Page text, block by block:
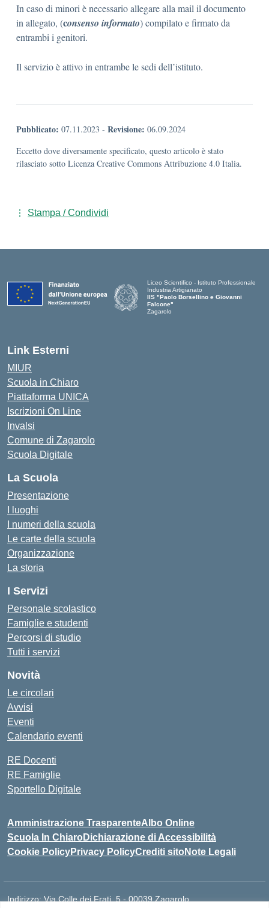
In caso di minori è necessario allegare alla mail il documento
in allegato, (consenso informato) compilato e firmato da
entrambi i genitori.
Il servizio è attivo in entrambe le sedi dell’istituto.
Pubblicato: 07.11.2023 - Revisione: 06.09.2024
Eccetto dove diversamente specificato, questo articolo è stato
rilasciato sotto Licenza Creative Commons Attribuzione 4.0 Italia.
Stampa / Condividi
Liceo Scientifico - Istituto Professionale
Industria Artigianato
IIS "Paolo Borsellino e Giovanni
Falcone"
Zagarolo
Link Esterni
MIUR
Scuola in Chiaro
Piattaforma UNICA
Iscrizioni On Line
Invalsi
Comune di Zagarolo
Scuola Digitale
La Scuola
Presentazione
I luoghi
I numeri della scuola
Le carte della scuola
Organizzazione
La storia
I Servizi
Personale scolastico
Famiglie e studenti
Percorsi di studio
Tutti i servizi
Novità
Le circolari
Avvisi
Eventi
Calendario eventi
RE Docenti
RE Famiglie
Sportello Digitale
Amministrazione TrasparenteAlbo Online
Scuola In Chiaro Dichiarazione di Accessibilità
Cookie PolicyPrivacy PolicyCrediti sito Note Legali
Indirizzo: Via Colle dei Frati, 5 - 00039 Zagarolo